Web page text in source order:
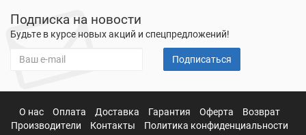
Подписка на новости
Будьте в курсе новых акций и спецпредложений!
Подписаться
О нас Оплата Доставка Гарантия Оферта
Возврат
Производители
Контакты Политика конфиденциальности